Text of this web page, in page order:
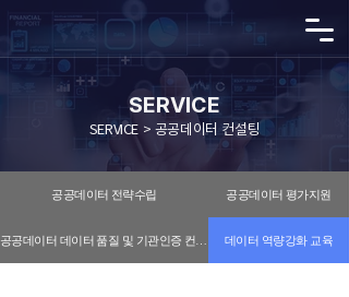
SERVICE
SERVICE > 공공데이터 컨설팅
공공데이터 전략수립 공공데이터 평가지원
데이터 역량강화 교육